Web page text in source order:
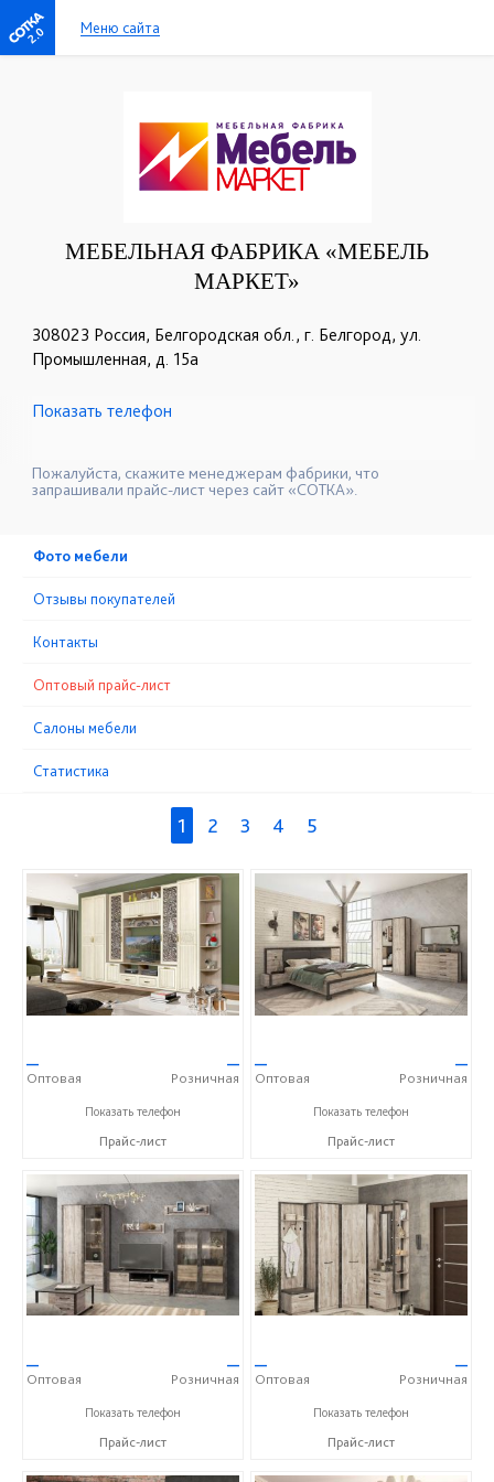
2.0 Меню сайта
МЕБЕЛЬНАЯ ФАБРИКА «МЕБЕЛЬ
МАРКЕТ»
308023 Россия, Белгородская обл., г. Белгород, ул.
Промышленная, д. 15а
☎+7 (4722) 40-24-31
Показать телефон
Пожалуйста, скажите менеджерам фабрики, что
запрашивали прайс-лист через сайт «СОТКА».
Фото мебели
Отзывы покупателей
Контакты
Оптовый прайс-лист
Cалоны мебели
Статистика
1 2 3 4 5
—
Оптовая
—
Розничная
+7 (4722) 40-24-31
Показать телефон
Прайс-лист
—
Оптовая
—
Розничная
+7 (4722) 40-24-31
Показать телефон
Прайс-лист
—
Оптовая
—
Розничная
+7 (4722) 40-24-31
Показать телефон
Прайс-лист
—
Оптовая
—
Розничная
+7 (4722) 40-24-31
Показать телефон
Прайс-лист